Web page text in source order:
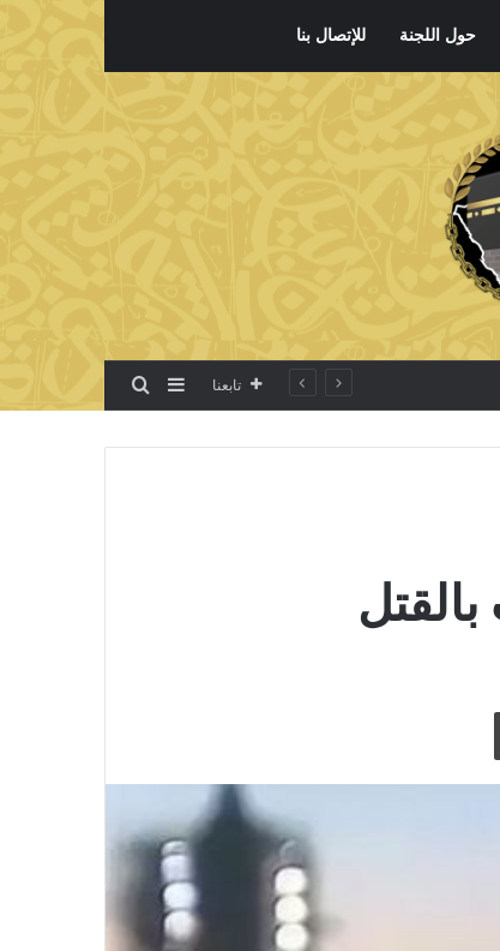
حول اللجنة للإتصال بنا
تابعنا إضافة عمود جانبي
بحث عن
طباعة